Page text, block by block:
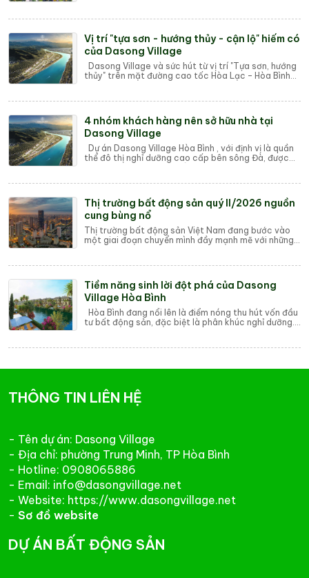
Vị trí "tựa sơn - hướng thủy - cận lộ" hiếm có
của Dasong Village
Dasong Village và sức hút từ vị trí "Tựa sơn, hướng
thủy" trên mặt đường cao tốc Hòa Lạc – Hòa Bình
4 nhóm khách hàng nên sở hữu nhà tại
Dasong Village
Dự án Dasong Village Hòa Bình , với định vị là quần
thể đô thị nghỉ dưỡng cao cấp bên sông Đà, được
Thị trường bất động sản quý II/2026 nguồn
cung bùng nổ
Thị trường bất động sản Việt Nam đang bước vào
một giai đoạn chuyển mình đầy mạnh mẽ với những
Tiềm năng sinh lời đột phá của Dasong
Village Hòa Bình
Hòa Bình đang nổi lên là điểm nóng thu hút vốn đầu
tư bất động sản, đặc biệt là phân khúc nghỉ dưỡng.
THÔNG TIN LIÊN HỆ
- Tên dự án: Dasong Village
- Địa chỉ: phường Trung Minh, TP Hòa Bình
- Hotline: 0908065886
- Email: info@dasongvillage.net
- Website: https://www.dasongvillage.net
- Sơ đồ website
DỰ ÁN BẤT ĐỘNG SẢN